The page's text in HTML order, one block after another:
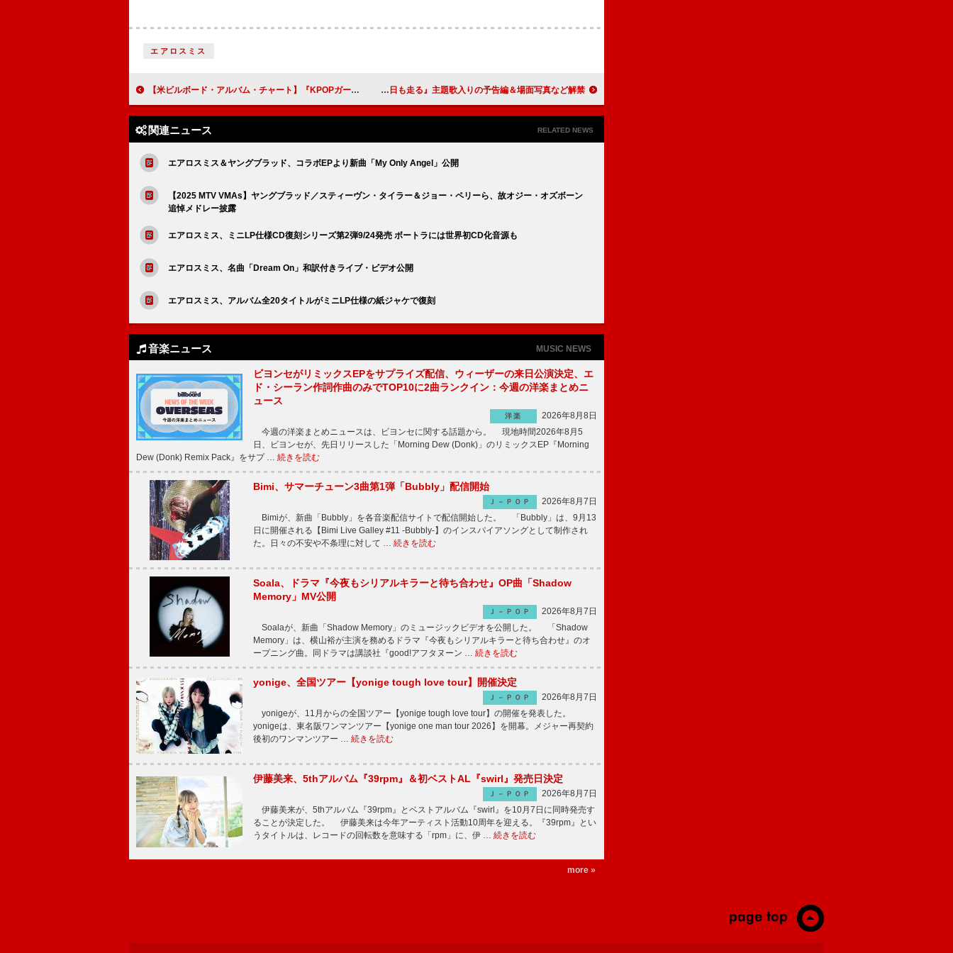
エアロスミス
【米ビルボード・アルバム・チャート】『KPOPガールズ！デーモン・ハンターズ』首位返り咲き、TOP１０に5作が初登場 みやぞんの映画初主演作、『星野先生は今日も走る』主題歌入りの予告編＆場面写真など解禁
関連ニュース RELATED NEWS
エアロスミス＆ヤングブラッド、コラボEPより新曲「My Only Angel」公開
【2025 MTV VMAs】ヤングブラッド／スティーヴン・タイラー＆ジョー・ペリーら、故オジー・オズボーン
追悼メドレー披露
エアロスミス、ミニLP仕様CD復刻シリーズ第2弾9/24発売 ボートラには世界初CD化音源も
エアロスミス、名曲「Dream On」和訳付きライブ・ビデオ公開
エアロスミス、アルバム全20タイトルがミニLP仕様の紙ジャケで復刻
音楽ニュース MUSIC NEWS
ビヨンセがリミックスEPをサプライズ配信、ウィーザーの来日公演決定、エ
ド・シーラン作詞作曲のみでTOP10に2曲ランクイン：今週の洋楽まとめニ
ュース
洋楽
2026年8月8日
今週の洋楽まとめニュースは、ビヨンセに関する話題から。 現地時間2026年8月5
日、ビヨンセが、先日リリースした「Morning Dew (Donk)」のリミックスEP『Morning
Dew (Donk) Remix Pack』をサプ … 続きを読む
Bimi、サマーチューン3曲第1弾「Bubbly」配信開始
Ｊ－ＰＯＰ
2026年8月7日
Bimiが、新曲「Bubbly」を各音楽配信サイトで配信開始した。 「Bubbly」は、9月13
日に開催される【Bimi Live Galley #11 -Bubbly-】のインスパイアソングとして制作され
た。日々の不安や不条理に対して … 続きを読む
Soala、ドラマ『今夜もシリアルキラーと待ち合わせ』OP曲「Shadow
Memory」MV公開
Ｊ－ＰＯＰ
2026年8月7日
Soalaが、新曲「Shadow Memory」のミュージックビデオを公開した。 「Shadow
Memory」は、横山裕が主演を務めるドラマ『今夜もシリアルキラーと待ち合わせ』のオ
ープニング曲。同ドラマは講談社『good!アフタヌーン … 続きを読む
yonige、全国ツアー【yonige tough love tour】開催決定
Ｊ－ＰＯＰ
2026年8月7日
yonigeが、11月からの全国ツアー【yonige tough love tour】の開催を発表した。
yonigeは、東名阪ワンマンツアー【yonige one man tour 2026】を開幕。メジャー再契約
後初のワンマンツアー … 続きを読む
伊藤美来、5thアルバム『39rpm』＆初ベストAL『swirl』発売日決定
Ｊ－ＰＯＰ
2026年8月7日
伊藤美来が、5thアルバム『39rpm』とベストアルバム『swirl』を10月7日に同時発売す
ることが決定した。 伊藤美来は今年アーティスト活動10周年を迎える。『39rpm』とい
うタイトルは、レコードの回転数を意味する「rpm」に、伊 … 続きを読む
more »